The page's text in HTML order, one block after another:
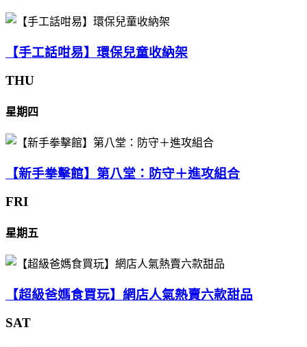
【手工話咁易】環保兒童收納架
THU
星期四
【新手拳擊館】第八堂：防守＋進攻組合
FRI
星期五
【超級爸媽食買玩】網店人氣熱賣六款甜品
SAT